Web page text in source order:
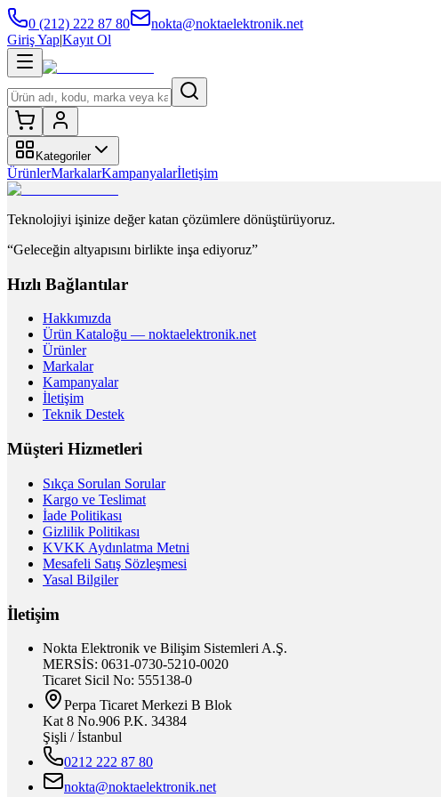
0 (212) 222 87 80
nokta@noktaelektronik.net
Giriş Yap|Kayıt Ol
Kategoriler
ÜrünlerMarkalarKampanyalarİletişim
Teknolojiyi işinize değer katan çözümlere dönüştürüyoruz.
“Geleceğin altyapısını birlikte inşa ediyoruz”
Hızlı Bağlantılar
Hakkımızda
Ürün Kataloğu — noktaelektronik.net
Ürünler
Markalar
Kampanyalar
İletişim
Teknik Destek
Müşteri Hizmetleri
Sıkça Sorulan Sorular
Kargo ve Teslimat
İade Politikası
Gizlilik Politikası
KVKK Aydınlatma Metni
Mesafeli Satış Sözleşmesi
Yasal Bilgiler
İletişim
Nokta Elektronik ve Bilişim Sistemleri A.Ş.
MERSİS: 0631-0730-5210-0020
Ticaret Sicil No: 555138-0
Perpa Ticaret Merkezi B Blok
Kat 8 No.906 P.K. 34384
Şişli / İstanbul
0212 222 87 80
nokta@noktaelektronik.net